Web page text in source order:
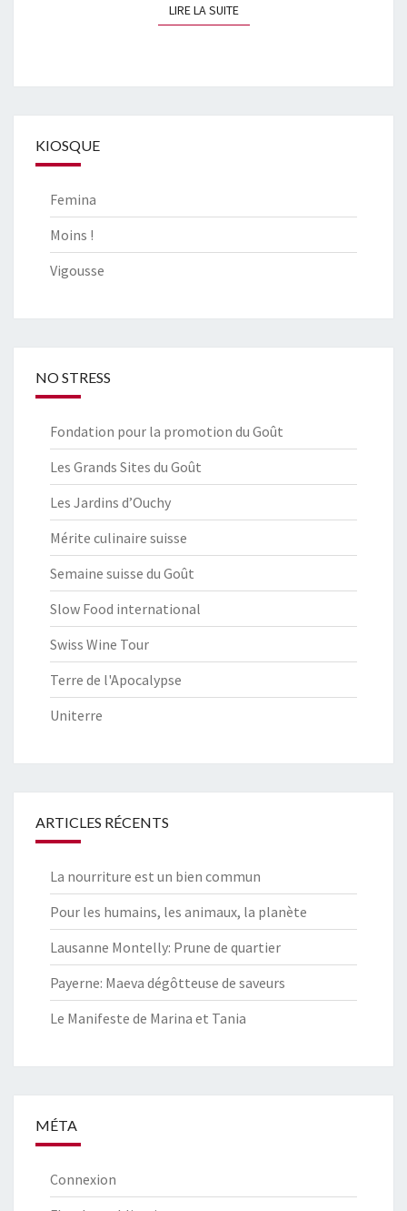
LIRE LA SUITELIRE LA SUITE
KIOSQUE
Femina
Moins !
Vigousse
NO STRESS
Fondation pour la promotion du Goût
Les Grands Sites du Goût
Les Jardins d’Ouchy
Mérite culinaire suisse
Semaine suisse du Goût
Slow Food international
Swiss Wine Tour
Terre de l'Apocalypse
Uniterre
ARTICLES RÉCENTS
La nourriture est un bien commun
Pour les humains, les animaux, la planète
Lausanne Montelly: Prune de quartier
Payerne: Maeva dégôtteuse de saveurs
Le Manifeste de Marina et Tania
MÉTA
Connexion